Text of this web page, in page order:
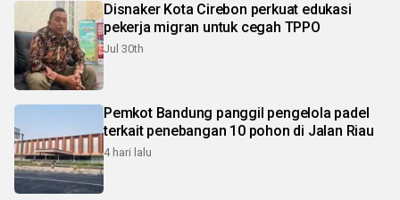
Disnaker Kota Cirebon perkuat edukasi
pekerja migran untuk cegah TPPO
Jul 30th
Pemkot Bandung panggil pengelola padel
terkait penebangan 10 pohon di Jalan Riau
4 hari lalu